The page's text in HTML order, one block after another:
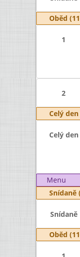
Oběd
1
2
Celý
Celý den
Menu
Snídaně
Snídaně
Oběd